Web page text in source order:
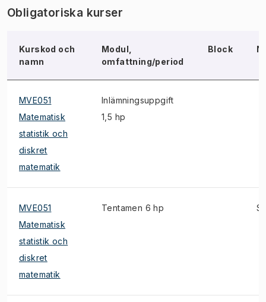
Obligatoriska kurser
Kurskod och
namn
Modul,
omfattning/period
Block
MVE051
Matematisk
statistik och
diskret
matematik
Inlämningsuppgift
1,5 hp
MVE051
Matematisk
statistik och
diskret
matematik
Tentamen 6 hp S